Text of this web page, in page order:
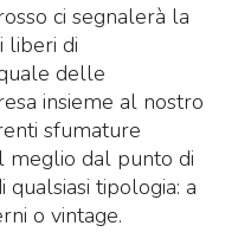
ci segnalerà la
liberi di
delle
insieme al nostro
sfumature
meglio dal punto di
qualsiasi tipologia: a
o vintage.